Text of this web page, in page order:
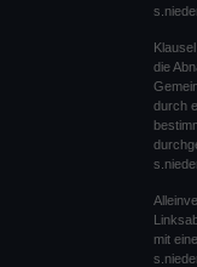
die
durch
mit